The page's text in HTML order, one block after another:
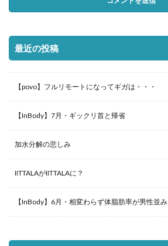
最近の投稿
【povo】フルリモートになってギガは・・・
【InBody】7月・ギックリ首と帰省
加水分解の悲しみ
IITTALAがIITTALAに？
【InBody】6月・相変わらず体脂肪率が男性並み